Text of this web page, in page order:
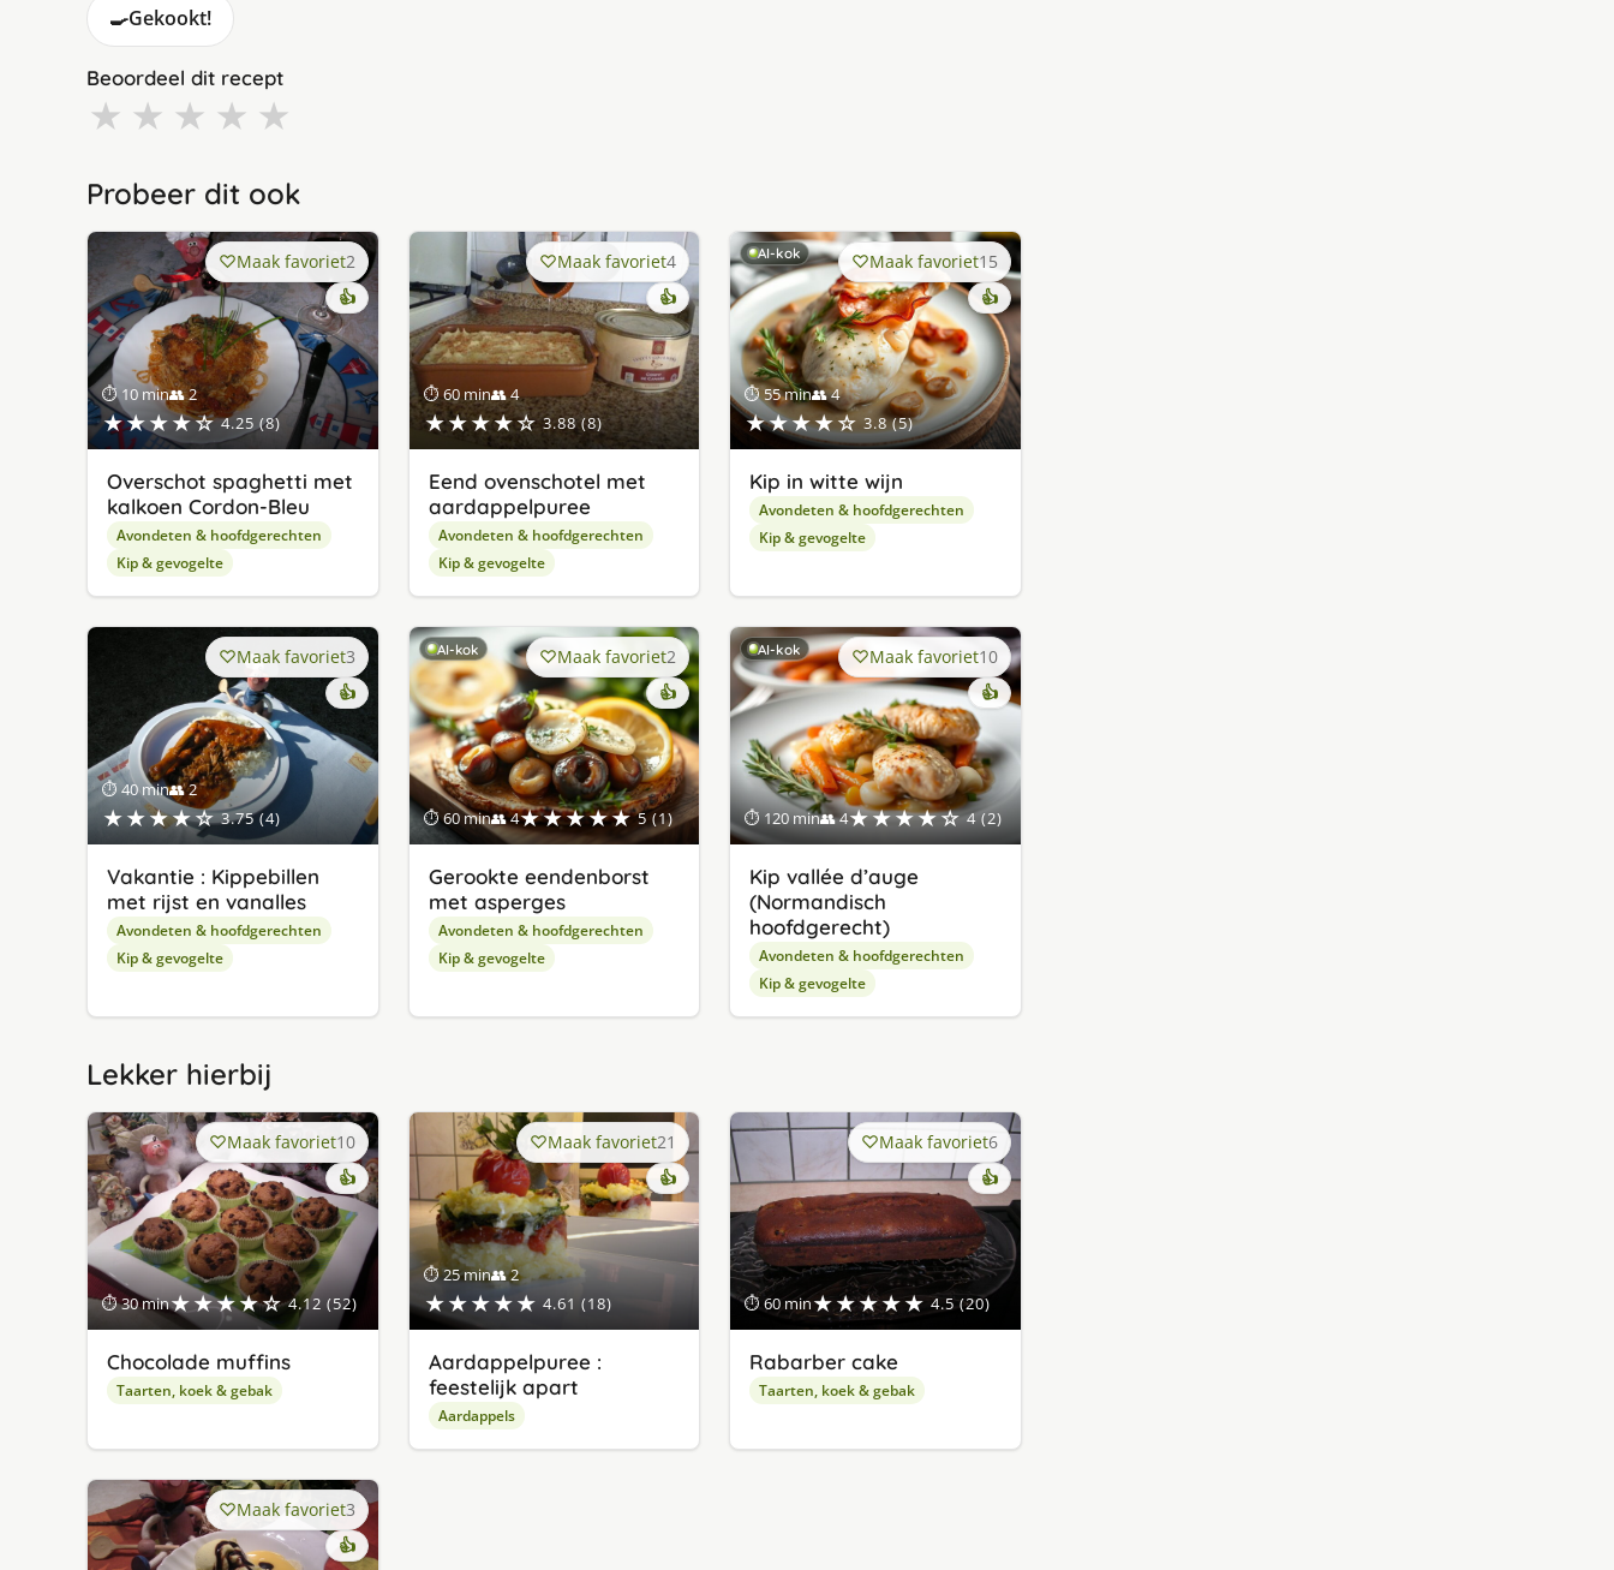
🍳Gekookt!
Beoordeel dit recept
★ ★ ★ ★ ★
Probeer dit ook
⏱ 10 min👥 2
★★★★☆ 4.25 (8)
Maak favoriet2
👍
Overschot spaghetti met
kalkoen Cordon-Bleu
Avondeten & hoofdgerechten
Kip & gevogelte
⏱ 60 min👥 4
★★★★☆ 3.88 (8)
Maak favoriet4
👍
Eend ovenschotel met
aardappelpuree
Avondeten & hoofdgerechten
Kip & gevogelte
AI-kok
⏱ 55 min👥 4
★★★★☆ 3.8 (5)
Maak favoriet15
👍
Kip in witte wijn
Avondeten & hoofdgerechten
Kip & gevogelte
⏱ 40 min👥 2
★★★★☆ 3.75 (4)
Maak favoriet3
👍
Vakantie : Kippebillen
met rijst en vanalles
Avondeten & hoofdgerechten
Kip & gevogelte
AI-kok
⏱ 60 min👥 4★★★★★ 5 (1)
Maak favoriet2
👍
Gerookte eendenborst
met asperges
Avondeten & hoofdgerechten
Kip & gevogelte
AI-kok
⏱ 120 min👥 4★★★★☆ 4 (2)
Maak favoriet10
👍
Kip vallée d’auge
(Normandisch
hoofdgerecht)
Avondeten & hoofdgerechten
Kip & gevogelte
Lekker hierbij
⏱ 30 min★★★★☆ 4.12 (52)
Maak favoriet10
👍
Chocolade muffins
Taarten, koek & gebak
⏱ 25 min👥 2
★★★★★ 4.61 (18)
Maak favoriet21
👍
Aardappelpuree :
feestelijk apart
Aardappels
⏱ 60 min★★★★★ 4.5 (20)
Maak favoriet6
👍
Rabarber cake
Taarten, koek & gebak
Maak favoriet3
👍